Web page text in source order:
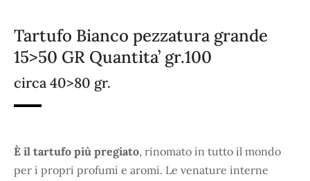
Tartufo Bianco pezzatura grande
15>50 GR Quantita’ gr.100
circa 40>80 gr.
È il tartufo più pregiato, rinomato in tutto il mondo
per i propri profumi e aromi. Le venature interne